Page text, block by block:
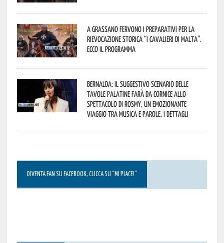
A Grassano fervono i preparativi per la
Rievocazione Storica “I CAVALIERI DI MALTA”.
Ecco il programma
Bernalda: il suggestivo scenario delle
Tavole Palatine farà da cornice allo
spettacolo di Rosmy, un emozionante
viaggio tra musica e parole. I dettagli
DIVENTA FAN SU FACEBOOK, CLICCA SU “MI PIACE!”